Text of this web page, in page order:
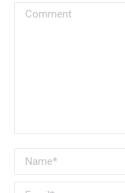
Comment
Name *